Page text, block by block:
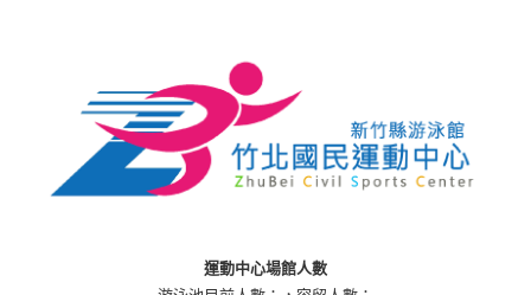
運動中心場館人數